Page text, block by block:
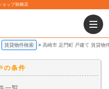
ョップ前橋店
賃貸物件検索 高崎市 足門町 戸建て 賃貸物
の条件